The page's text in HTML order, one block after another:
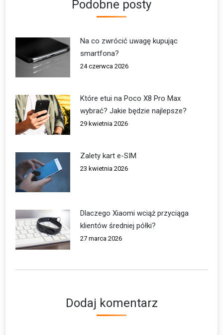
Podobne posty
Na co zwrócić uwagę kupując
smartfona?
24 czerwca 2026
Które etui na Poco X8 Pro Max
wybrać? Jakie będzie najlepsze?
29 kwietnia 2026
Zalety kart e-SIM
23 kwietnia 2026
Dlaczego Xiaomi wciąż przyciąga
klientów średniej półki?
27 marca 2026
Dodaj komentarz